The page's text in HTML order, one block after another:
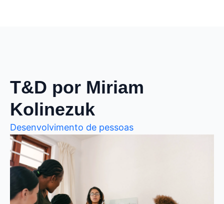
T&D por Miriam
Kolinezuk
Desenvolvimento de pessoas